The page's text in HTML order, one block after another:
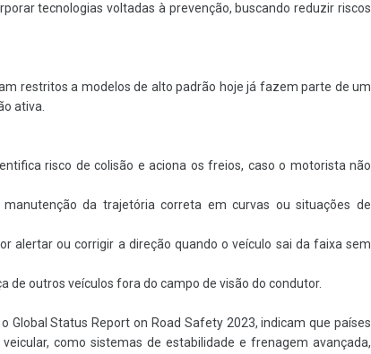
tecnologias voltadas à prevenção, buscando reduzir riscos
restritos a modelos de alto padrão hoje já fazem parte de um
ativa.
risco de colisão e aciona os freios, caso o motorista não
da trajetória correta em curvas ou situações de
alertar ou corrigir a direção quando o veículo sai da faixa sem
de outros veículos fora do campo de visão do condutor.
Global Status Report on Road Safety 2023, indicam que países
como sistemas de estabilidade e frenagem avançada,